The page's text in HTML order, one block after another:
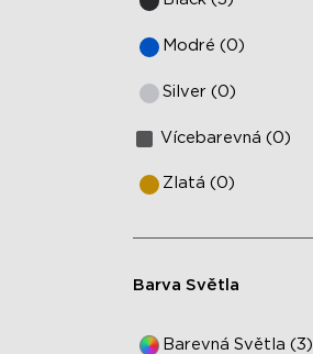
Modré (0)
Silver (0)
Vícebarevná (0)
Zlatá (0)
Barva Světla
Barevná Světla (3)